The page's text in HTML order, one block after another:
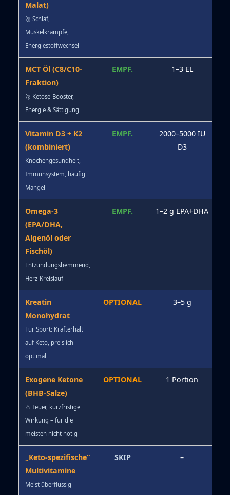
Malat)
🥈 Schlaf,
Muskelkrämpfe,
Energiestoffwechsel
MCT Öl (C8/C10-
Fraktion)
🥉 Ketose-Booster,
Energie & Sättigung
EMPF. 1–3 EL
Vitamin D3 + K2
(kombiniert)
Knochengesundheit,
Immunsystem, häufig
Mangel
EMPF.
2000–5000 IU
D3
Omega-3
(EPA/DHA,
Algenöl oder
Fischöl)
Entzündungshemmend,
Herz-Kreislauf
EMPF. 1–2 g EPA+DHA
Kreatin
Monohydrat
Für Sport: Krafterhalt
auf Keto, preislich
optimal
OPTIONAL 3–5 g
Exogene Ketone
(BHB-Salze)
⚠️ Teuer, kurzfristige
Wirkung – für die
meisten nicht nötig
OPTIONAL 1 Portion
„Keto-spezifische“
Multivitamine
Meist überflüssig –
SKIP –